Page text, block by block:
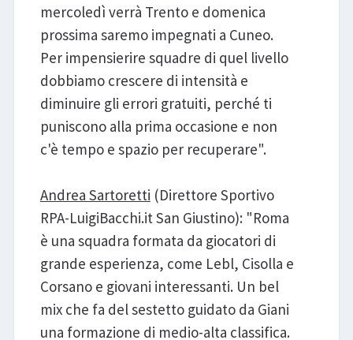
mercoledì verrà Trento e domenica
prossima saremo impegnati a Cuneo.
Per impensierire squadre di quel livello
dobbiamo crescere di intensità e
diminuire gli errori gratuiti, perché ti
puniscono alla prima occasione e non
c'è tempo e spazio per recuperare".
Andrea Sartoretti (Direttore Sportivo
RPA-LuigiBacchi.it San Giustino): "Roma
è una squadra formata da giocatori di
grande esperienza, come Lebl, Cisolla e
Corsano e giovani interessanti. Un bel
mix che fa del sestetto guidato da Giani
una formazione di medio-alta classifica.